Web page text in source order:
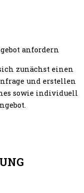
anfordern
zunächst einen
und erstellen
sowie individuell